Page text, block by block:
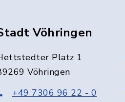
Vöhringen
Platz 1
Vöhringen
+49 7306 96 22 - 0